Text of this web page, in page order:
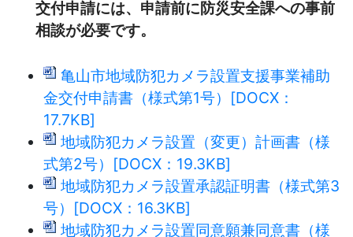
交付申請には、申請前に防災安全課への事前
相談が必要です。
亀山市地域防犯カメラ設置支援事業補助
金交付申請書（様式第1号）[DOCX：
17.7KB]
地域防犯カメラ設置（変更）計画書（様
式第2号）[DOCX：19.3KB]
地域防犯カメラ設置承認証明書（様式第3
号）[DOCX：16.3KB]
地域防犯カメラ設置同意願兼同意書（様